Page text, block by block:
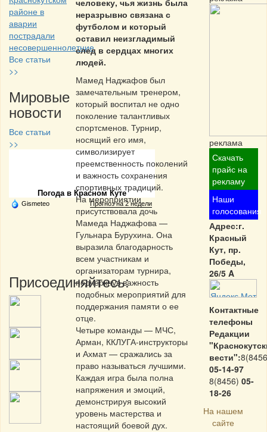
районе в
аварии
пострадали
несовершеннолетние
Все статьи
>>
Мировые
новости
Все статьи
>>
Частная реклама
Погода в Красном Куте
Gismeteo Прогноз на 2 недели
Присоединяйтесь:
человеку, чья жизнь была
неразрывно связана с
футболом и который
оставил неизгладимый
след в сердцах многих
людей.
Мамед Наджафов был
замечательным тренером,
который воспитал не одно
поколение талантливых
спортсменов. Турнир,
носящий его имя,
символизирует
преемственность поколений
и важность сохранения
спортивных традиций.
На мероприятии
присутствовала дочь
Мамеда Наджафова —
Гульнара Бурухина. Она
выразила благодарность
всем участникам и
организаторам турнира,
подчеркнув важность
подобных мероприятий для
поддержания памяти о ее
отце.
Четыре команды — МЧС,
Арман, ККЛУГА-инструкторы
и Ахмат — сражались за
право называться лучшими.
Каждая игра была полна
напряжения и эмоций,
демонстрируя высокий
уровень мастерства и
настоящий боевой дух.
реклама
Скачать
прайс на
рекламу
Наши
голосования
Адрес:г.
Красный
Кут, пр.
Победы,
26/5 A
Контактные
телефоны
Редакции
вести":
05-14-97
8(8456) 05-
18-26
На нашем
сайте